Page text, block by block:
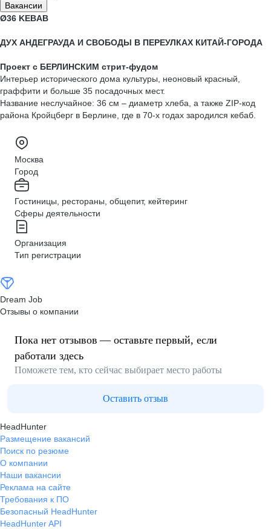
Вакансии
Ø36 KEBAB
ДУХ АНДЕГРАУДА И СВОБОДЫ В ПЕРЕУЛКАХ КИТАЙ-ГОРОДА
Проект с БЕРЛИНСКИМ стрит-фудом
Интерьер исторического дома культуры, неоновый красный,
граффити и больше 35 посадочных мест.
Название неслучайное: 36 см – диаметр хлеба, а также ZIP-код
района Кройцберг в Берлине, где в 70-х годах зародился кебаб.
Москва
Город
Гостиницы, рестораны, общепит, кейтеринг
Сферы деятельности
Организация
Тип регистрации
Dream Job
Отзывы о компании
Пока нет отзывов — оставьте первый, если
работали здесь
Поможете тем, кто сейчас выбирает место работы
Оставить отзыв
HeadHunter
Размещение вакансий
Поиск по резюме
О компании
Наши вакансии
Реклама на сайте
Требования к ПО
Безопасный HeadHunter
HeadHunter API